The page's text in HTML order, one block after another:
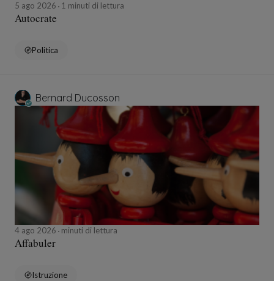
5 ago 2026 1 minuti di lettura
Autocrate
Politica
Bernard Ducosson
4 ago 2026 minuti di lettura
Affabuler
Istruzione